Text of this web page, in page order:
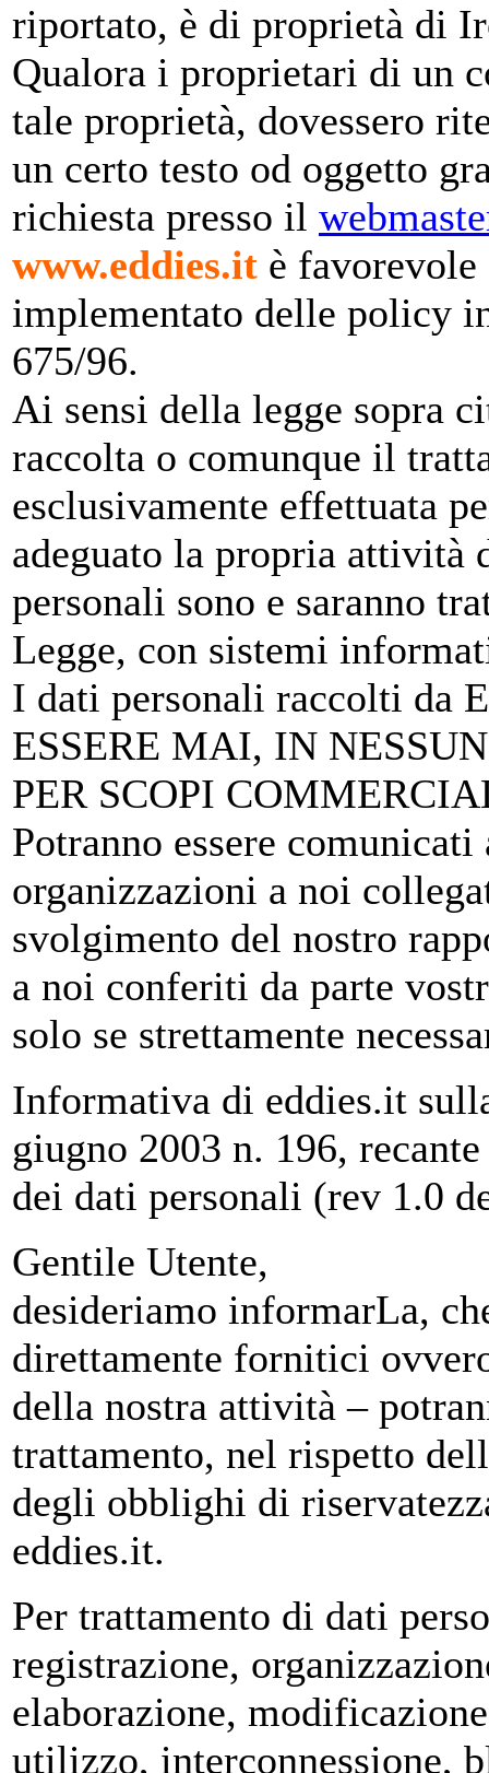
riportato, è di proprietà di
Qualora i proprietari di un
tale proprietà, dovessero
un certo testo od oggetto
richiesta presso il
www.eddies.it è
implementato delle policy
675/96.
Ai sensi della legge sopra
raccolta o comunque il
esclusivamente effettuata
adeguato la propria
personali sono e saranno
Legge, con sistemi
I dati personali raccolti da
ESSERE MAI, IN
PER SCOPI
Potranno essere
organizzazioni a noi
svolgimento del nostro
a noi conferiti da parte
solo se strettamente
Informativa di eddies.it
giugno 2003 n. 196,
dei dati personali (rev 1.0
Gentile Utente,
desideriamo informarLa,
direttamente fornitici
della nostra attività –
trattamento, nel rispetto
degli obblighi di
eddies.it.
Per trattamento di dati
registrazione,
elaborazione,
utilizzo, interconnessione,